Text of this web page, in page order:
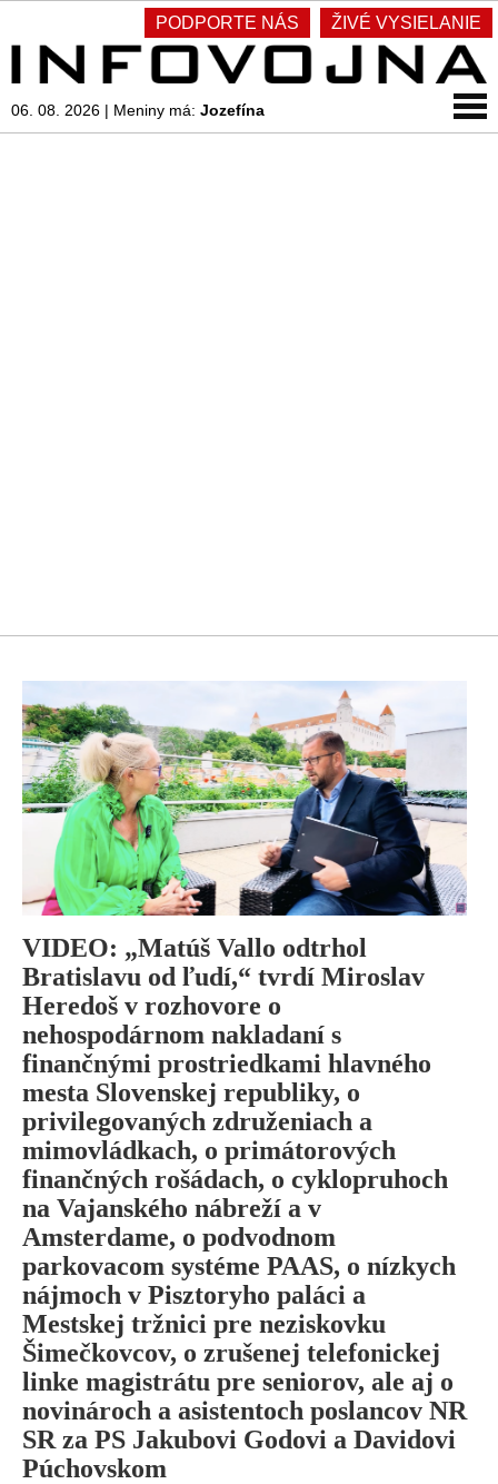
PODPORTE NÁS ŽIVÉ VYSIELANIE
06. 08. 2026 | Meniny má: Jozefína
VIDEO: „Matúš Vallo odtrhol
Bratislavu od ľudí,“ tvrdí Miroslav
Heredoš v rozhovore o
nehospodárnom nakladaní s
finančnými prostriedkami hlavného
mesta Slovenskej republiky, o
privilegovaných združeniach a
mimovládkach, o primátorových
finančných rošádach, o cyklopruhoch
na Vajanského nábreží a v
Amsterdame, o podvodnom
parkovacom systéme PAAS, o nízkych
nájmoch v Pisztoryho paláci a
Mestskej tržnici pre neziskovku
Šimečkovcov, o zrušenej telefonickej
linke magistrátu pre seniorov, ale aj o
novinároch a asistentoch poslancov NR
SR za PS Jakubovi Godovi a Davidovi
Púchovskom